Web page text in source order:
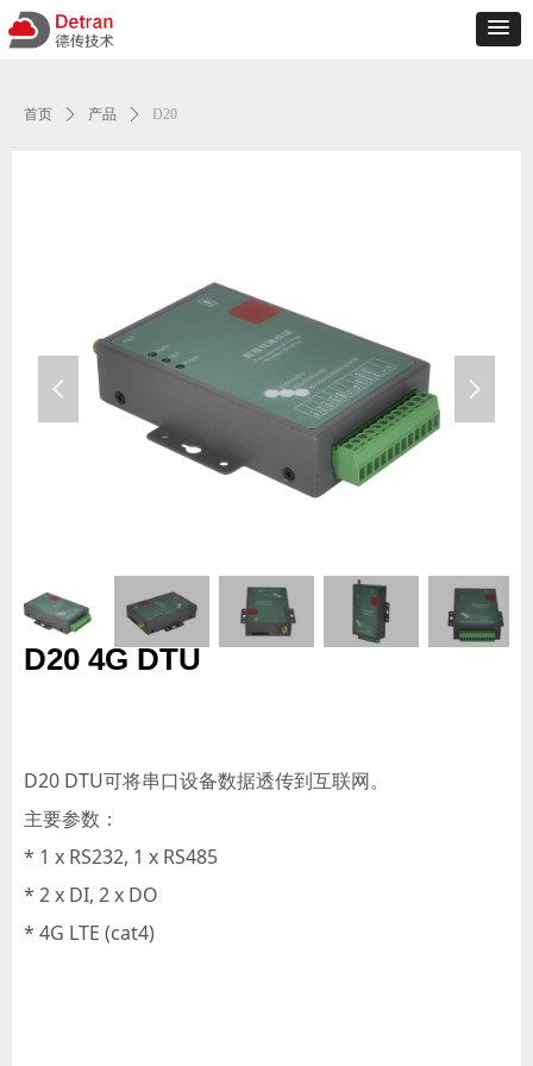
넳 넲
D20 4G DTU
D20 DTU可将串口设备数据透传到互联网。
主要参数：
* 1 x RS232, 1 x RS485
* 2 x DI, 2 x DO
* 4G LTE (cat4)​​​​​​​
首页 ꄲ 产品 ꄲ D20